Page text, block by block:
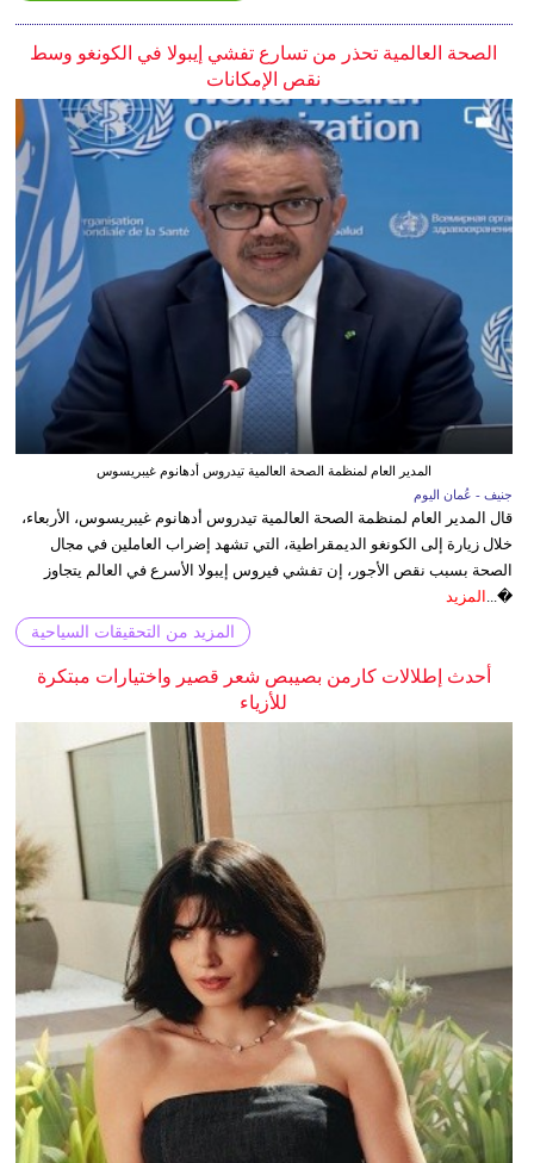
الصحة العالمية تحذر من تسارع تفشي إيبولا في الكونغو وسط
نقص الإمكانات
المدير العام لمنظمة الصحة العالمية تيدروس أدهانوم غيبريسوس
جنيف - عُمان اليوم
قال المدير العام لمنظمة الصحة العالمية تيدروس أدهانوم غيبريسوس، الأربعاء،
خلال زيارة إلى الكونغو الديمقراطية، التي تشهد إضراب العاملين في مجال
الصحة بسبب نقص الأجور، إن تفشي فيروس إيبولا الأسرع في العالم يتجاوز
�... المزيد
المزيد من التحقيقات السياحية
أحدث إطلالات كارمن بصيبص شعر قصير واختيارات مبتكرة
للأزياء